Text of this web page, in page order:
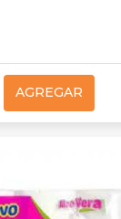
AGREGAR